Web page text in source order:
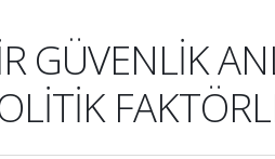
GÜVENLİK